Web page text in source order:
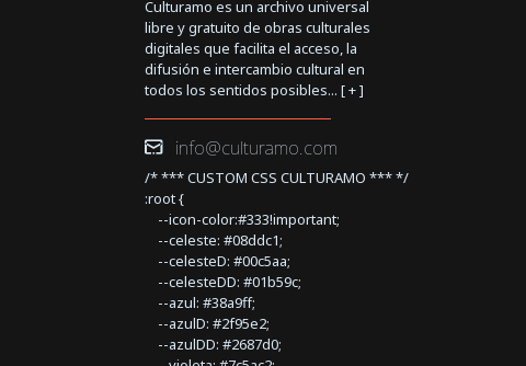
Culturamo es un archivo universal
libre y gratuito de obras culturales
digitales que facilita el acceso, la
difusión e intercambio cultural en
todos los sentidos posibles... [+]
info@culturamo.com
/* *** CUSTOM CSS CULTURAMO *** */
:root {
--icon-color:#333!important;
--celeste: #08ddc1;
--celesteD: #00c5aa;
--celesteDD: #01b59c;
--azul: #38a9ff;
--azulD: #2f95e2;
--azulDD: #2687d0;